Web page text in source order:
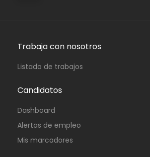
Trabaja con nosotros
Listado de trabajos
Candidatos
Dashboard
Alertas de empleo
Mis marcadores